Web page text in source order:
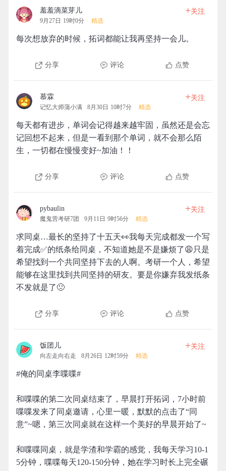
羞羞滴菜芽儿
9月27日 19时0分 精选
+关注
每次想放弃的时候，拓词都能让我再坚持一会儿。
分享 评论 点赞
慕霖
记忆大师蒲小满 8月30日 10时7分 精选
+关注
每天都有进步，单词会记得越来越牢固，虽然还是会忘
记回想不起来，但是一看到那个单词，就不会那么陌
生，一切都在慢慢变好~加油！！
分享 评论 点赞
pybaulin
魔鬼营考研7团 9月11日 9时56分 精选
+关注
求同桌…最长的坚持了十五天👀我每天完成都发一个写
着完成✅的纸条给同桌，不知道她是不是嫌烦了😩只是
希望找到一个共同坚持下去的人啊。考研一个人，希望
能够在这里找到共同坚持的研友。要是你嫌弃我发纸条
不发就是了🙁
分享 评论 点赞
饭团儿
向左走向右走 8月26日 12时59分 精选
+关注
#俺的同桌李喋喋#
和喋喋的第二次同桌结束了，早晨打开拓词，7小时前
喋喋发来了同桌邀请，心里一暖，默默的点击了“同
意”~嗯，第三次同桌就在这样一个美好的早晨开始了~
和喋喋同桌，就是学渣和学霸的感觉，我每天学习10-1
5分钟，喋喋每天120-150分钟，她在学习时长上完全碾